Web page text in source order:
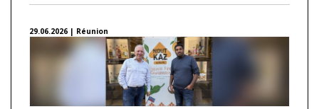
29.06.2026 | Réunion